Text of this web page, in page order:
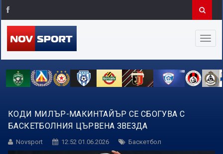
КОДИ МИЛЪР-МАКИНТАЙЪР СЕ СБОГУВА С
БАСКЕТБОЛНИЯ ЦЪРВЕНА ЗВЕЗДА
Novsport 12:52 01.06.2026 Баскетбол